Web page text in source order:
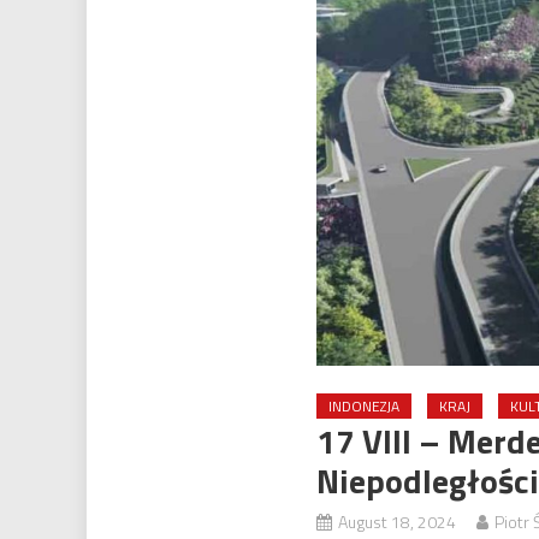
INDONEZJA KRAJ
17 VIII –
August 18, 2024 Piotr